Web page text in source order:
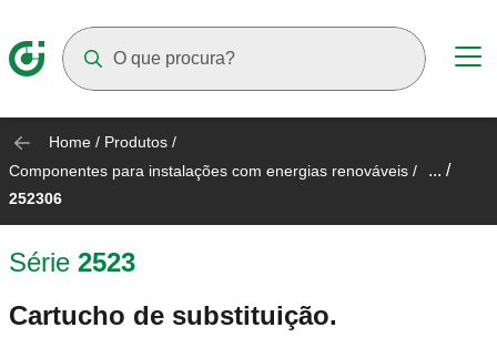
Home / Produtos /
Componentes para instalações com energias renováveis / ... /
252306
Série 2523
Cartucho de substituição.